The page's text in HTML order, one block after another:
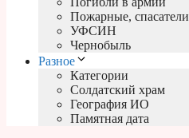
Пожарные, спасатели
УФСИН
Чернобыль
Разное
Категории
Солдатский храм
География ИО
Памятная дата